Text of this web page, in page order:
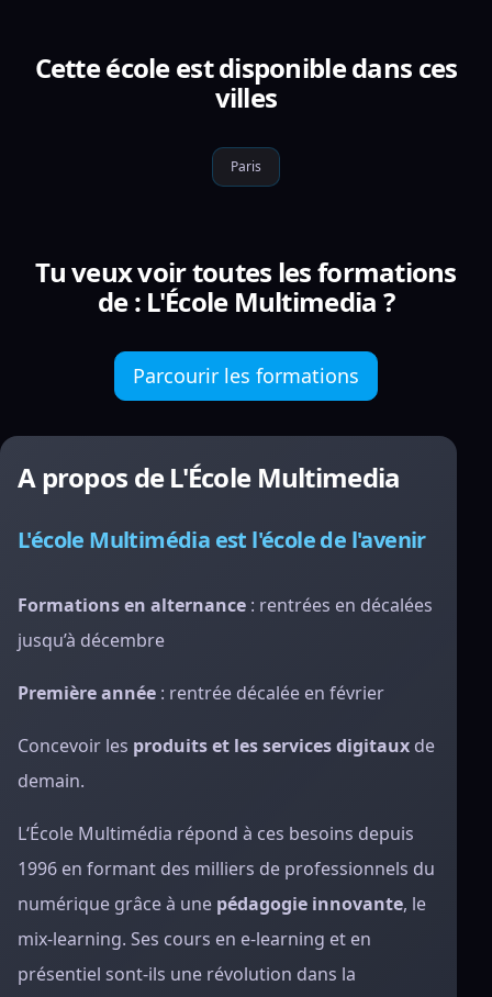
Cette école est disponible dans ces
villes
Paris
Tu veux voir toutes les formations
de : L'École Multimedia ?
Parcourir les formations
A propos de L'École Multimedia
L'école Multimédia est l'école de l'avenir
Formations en alternance : rentrées en décalées
jusqu’à décembre
Première année : rentrée décalée en février
Concevoir les produits et les services digitaux de
demain.
L‘École Multimédia répond à ces besoins depuis
1996 en formant des milliers de professionnels du
numérique grâce à une pédagogie innovante, le
mix-learning. Ses cours en e-learning et en
présentiel sont-ils une révolution dans la